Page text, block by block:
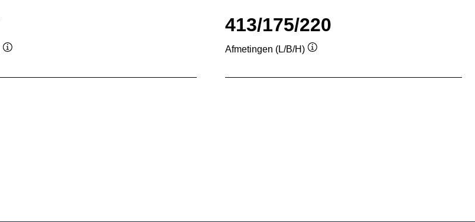
de
413/175/220
Afmetingen (L/B/H)
de